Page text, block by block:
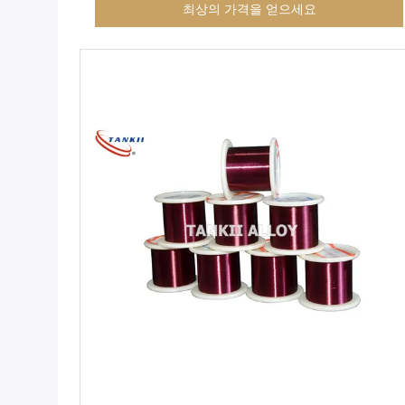
최상의 가격을 얻으세요